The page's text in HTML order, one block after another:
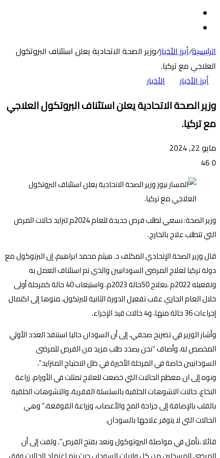
المظلم
الرئيسية/أبرز الأخبار/وزير الصحة الاتحادية يعلن استئناف البروتكول
العلاجي مع تركيا.
أبرز الأخبار
الأخبار
وزير الصحة الاتحادية يعلن استئناف البروتكول العلاجي
مع تركيا.
مايو 22, 2024
0
وزير الصحة: نسعي لطلب فرص جديدة للعام 2024م لتزايد حالات المرض
التي تتطلب علاج بالخارج.
قال وزير الصحة الإتحادي المكلف د. هيثم محمد ابراهيم، إن البرتوكول مع
دولة تركيا لعلاج المرضى السودانيين والذي تم استئناف العمل به
وتفعيله 2022م ،بعلاج 50حالة 2023م، واستيعاب 40 حالة كمرحلة أولى
خلال العام الجاري عقب تفعيل الدورة الثانية للبرتكول، منوها إلى اكتمال
إجراءات 36 حالة منها، و4 حالات قيد الإجراء.
وأشار الوزير في تصريح صحفي، إلى أن السودان حاليا استنفذ العدد الأولي
المخصص له، وأضاف “نحن بصدد طلب مزيد من الفرص للمرضى
السودانيين خاصة في المرحلة الأخيرة في ظل الاحتياج المتزايد”،
ونوه إلى ان معظم الحالات التي خضعت للعلاج تمثلت في الأورام، زراعة
النخاع، حالات التشوهات الخلقية بالسلسلة الفقرية، والتشوهات الخلقية
بالقلب بالإضافة إلى جراحة المخ والأعصاب، وزراعة القوقعة،” وهي
الحالات التي لا يتوفر علاجها بالسودان.
قائلا ،نأمل في مواصلة البروتوكول ونعد بفتح الفرص”، ولفت إلى أن